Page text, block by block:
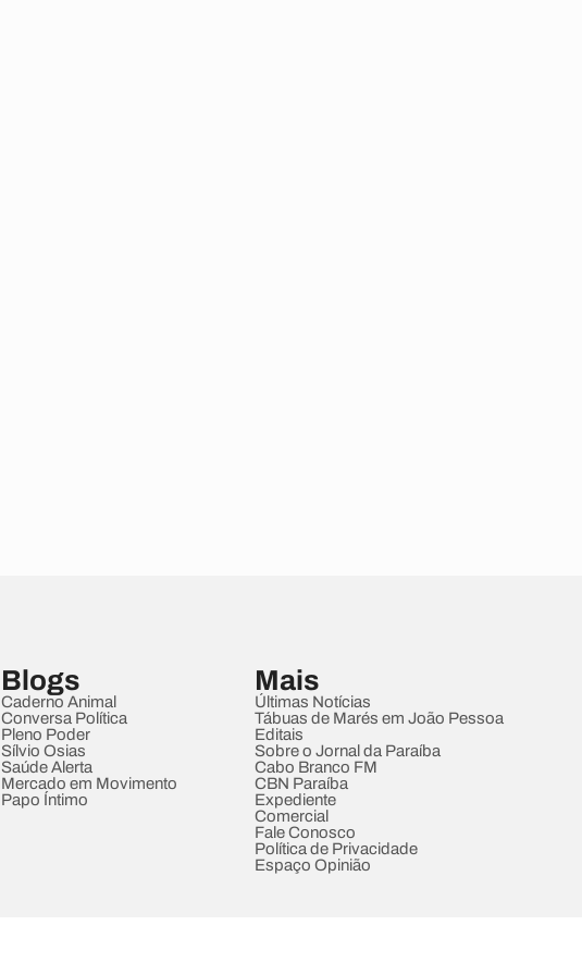
Blogs
Caderno Animal
Conversa Política
Pleno Poder
Sílvio Osias
Saúde Alerta
Mercado em Movimento
Papo Íntimo
Mais
Últimas Notícias
Tábuas de Marés em João Pessoa
Editais
Sobre o Jornal da Paraíba
Cabo Branco FM
CBN Paraíba
Expediente
Comercial
Fale Conosco
Política de Privacidade
Espaço Opinião